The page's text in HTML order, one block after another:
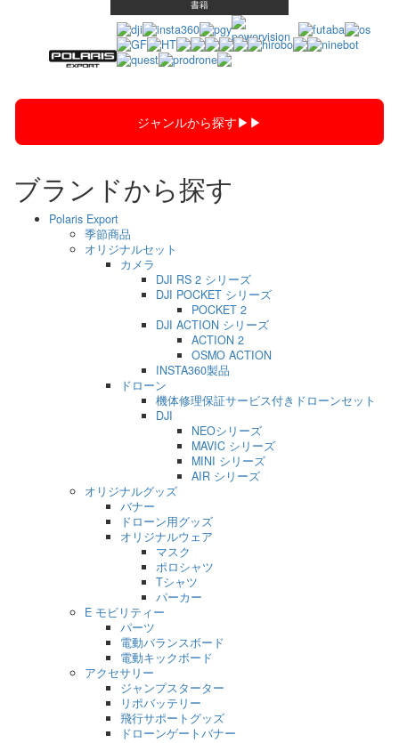
書籍
ジャンルから探す▶︎▶︎
ブランドから探す
Polaris Export
季節商品
オリジナルセット
カメラ
DJI RS 2 シリーズ
DJI POCKET シリーズ
POCKET 2
DJI ACTION シリーズ
ACTION 2
OSMO ACTION
INSTA360製品
ドローン
機体修理保証サービス付きドローンセット
DJI
NEOシリーズ
MAVIC シリーズ
MINI シリーズ
AIR シリーズ
オリジナルグッズ
バナー
ドローン用グッズ
オリジナルウェア
マスク
ポロシャツ
Tシャツ
パーカー
E モビリティー
パーツ
電動バランスボード
電動キックボード
アクセサリー
ジャンプスターター
リポバッテリー
飛行サポートグッズ
ドローンゲートバナー